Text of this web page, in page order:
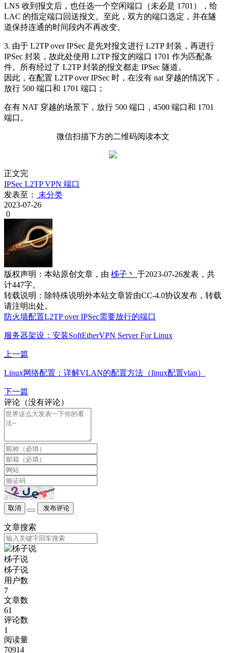
LNS 收到报文后，也任选一个空闲端口（未必是 1701），给
LAC 的指定端口回送报文。至此，双方的端口选定，并在隧
道保持连通的时间段内不再改变。
3. 由于 L2TP over IPSec 是先对报文进行 L2TP 封装，再进行
IPSec 封装，故此处使用 L2TP 报文的端口 1701 作为匹配条
件。所有经过了 L2TP 封装的报文都走 IPSec 隧道。
因此，在配置 L2TP over IPSec 时，在没有 nat 穿越的情况下，
放行 500 端口和 1701 端口；
在有 NAT 穿越的场景下，放行 500 端口，4500 端口和 1701
端口。
微信扫描下方的二维码阅读本文
正文完
IPSec L2TPVPN 端口
发表至：
未分类
2023-07-26
0
版权声明： 本站原创文章，由 柹子丶 于2023-07-26发表，共
计447字。
转载说明： 除特殊说明外本站文章皆由CC-4.0协议发布，转载
请注明出处。
防火墙配置L2TP over IPSec需要放行的端口
服务器架设：安装SoftEtherVPN Server For Linux
上一篇
Linux网络配置：详解VLAN的配置方法（linux配置vlan）
下一篇
评论（没有评论）
取消 发布评论
文章搜索
柹子说
柹子说
用户数
7
文章数
61
评论数
1
阅读量
70914